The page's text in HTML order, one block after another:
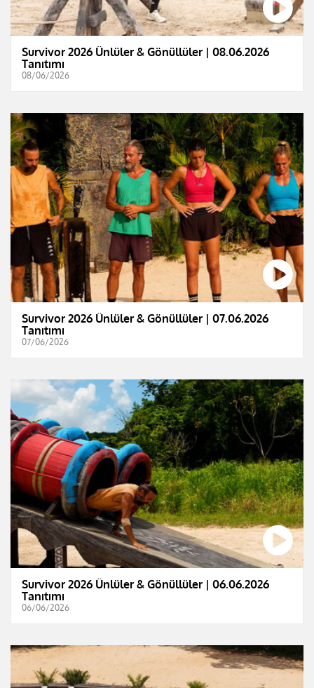
Survivor 2026 Ünlüler & Gönüllüler | 08.06.2026
Tanıtımı
08/06/2026
Survivor 2026 Ünlüler & Gönüllüler | 07.06.2026
Tanıtımı
07/06/2026
Survivor 2026 Ünlüler & Gönüllüler | 06.06.2026
Tanıtımı
06/06/2026